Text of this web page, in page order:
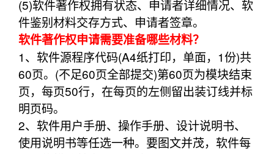
(5)软件著作权拥有状态、申请者详细情况、软
件鉴别材料交存方式、申请者签章。
软件著作权申请需要准备哪些材料？
1、软件源程序代码(A4纸打印，单面，1份)共
60页。(不足60页全部提交)第60页为模块结束
页，每页50行，在每页的左侧留出装订线并标
明页码。
2、软件用户手册、操作手册、设计说明书、
使用说明书等任选一种。要图文并茂，软件每